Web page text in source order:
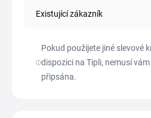
Existující zákazník
Pokud použijete jiné slevové
dispozici na Tipli, nemusí
připsána.